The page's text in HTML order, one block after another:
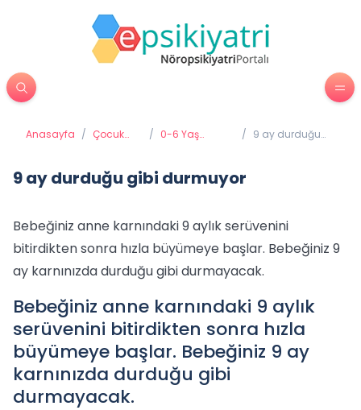
Anasayfa / Çocuk
/ 0-6 Yaş
/ 9 ay durduğu
9 ay durduğu gibi durmuyor
Bebeğiniz anne karnındaki 9 aylık serüvenini
bitirdikten sonra hızla büyümeye başlar. Bebeğiniz 9
ay karnınızda durduğu gibi durmayacak.
Bebeğiniz anne karnındaki 9 aylık
serüvenini bitirdikten sonra hızla
büyümeye başlar. Bebeğiniz 9 ay
karnınızda durduğu gibi
durmayacak.